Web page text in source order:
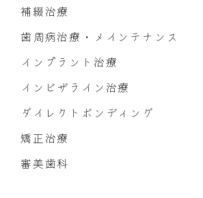
補綴治療
歯周病治療・メインテナンス
インプラント治療
インビザライン治療
ダイレクトボンディング
矯正治療
審美歯科